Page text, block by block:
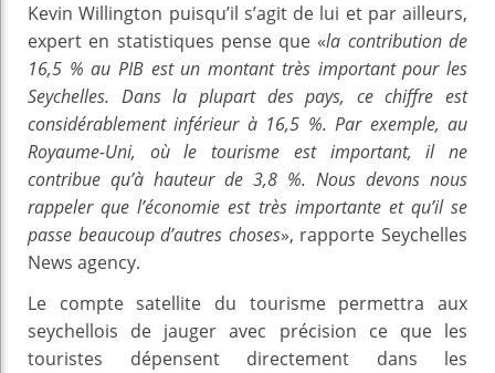
Kevin Willington puisqu’il s’agit de lui et par ailleurs,
expert en statistiques pense que «la contribution de
16,5 % au PIB est un montant très important pour les
Seychelles. Dans la plupart des pays, ce chiffre est
considérablement inférieur à 16,5 %. Par exemple, au
Royaume-Uni, où le tourisme est important, il ne
contribue qu’à hauteur de 3,8 %. Nous devons nous
rappeler que l’économie est très importante et qu’il se
passe beaucoup d’autres choses», rapporte Seychelles
News agency.
Le compte satellite du tourisme permettra aux
seychellois de jauger avec précision ce que les
touristes dépensent directement dans les